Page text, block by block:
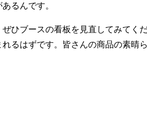
るんです。
ひブースの看板を見直してみてく
るはずです。皆さんの商品の素晴ら